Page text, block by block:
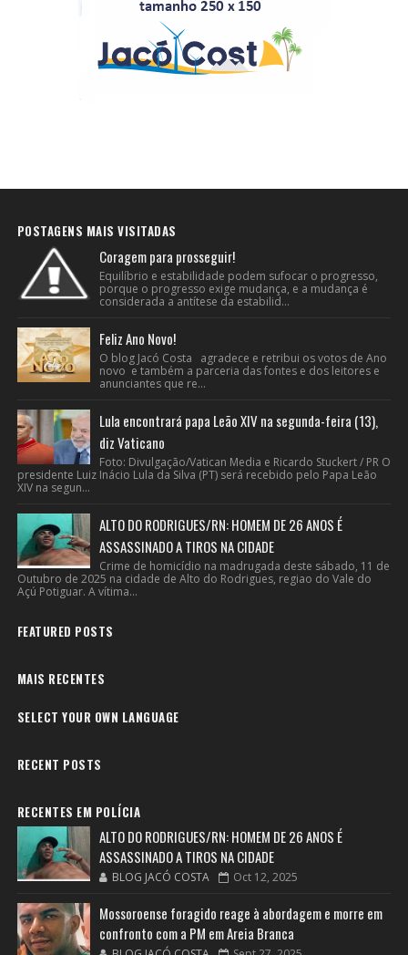
POSTAGENS MAIS VISITADAS
Coragem para prosseguir!
Equilíbrio e estabilidade podem sufocar o progresso,
porque o progresso exige mudança, e a mudança é
considerada a antítese da estabilid...
Feliz Ano Novo!
O blog Jacó Costa agradece e retribui os votos de Ano
novo e também a parceria das fontes e dos leitores e
anunciantes que re...
Lula encontrará papa Leão XIV na segunda-feira (13),
diz Vaticano
Foto: Divulgação/Vatican Media e Ricardo Stuckert / PR O
presidente Luiz Inácio Lula da Silva (PT) será recebido pelo Papa Leão
XIV na segun...
ALTO DO RODRIGUES/RN: HOMEM DE 26 ANOS É
ASSASSINADO A TIROS NA CIDADE
Crime de homicídio na madrugada deste sábado, 11 de
Outubro de 2025 na cidade de Alto do Rodrigues, regiao do Vale do
Açú Potiguar. A vítima...
FEATURED POSTS
MAIS RECENTES
SELECT YOUR OWN LANGUAGE
RECENT POSTS
RECENTES EM POLÍCIA
ALTO DO RODRIGUES/RN: HOMEM DE 26 ANOS É
ASSASSINADO A TIROS NA CIDADE
BLOG JACÓ COSTA Oct 12, 2025
Mossoroense foragido reage à abordagem e morre em
confronto com a PM em Areia Branca